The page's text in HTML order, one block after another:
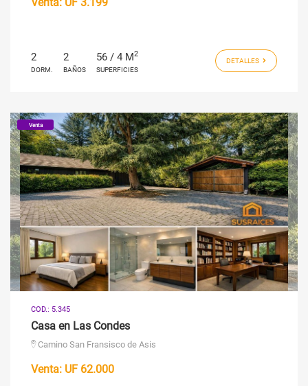
2
DORM.
2
BAÑOS
56 / 4 M2
SUPERFICIES
DETALLES
Venta
COD.: 5.345
Casa en Las Condes
Camino San Fransisco de Asis
Venta: UF 62.000